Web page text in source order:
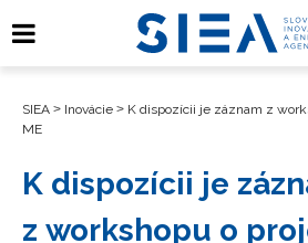
SIEA > Inovácie > K dispozícii je záznam z
ME
K dispozícii je
z workshopu o